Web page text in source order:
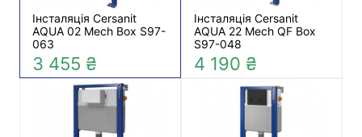
Інсталяція Cersanit
AQUA 02 Mech Box S97-
063
3 455 ₴
Інсталяція Cersanit
AQUA 22 Mech QF Box
S97-048
4 190 ₴